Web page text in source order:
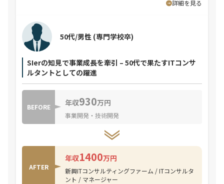
詳細を見る
SIerの知見で事業成長を牽引 – 50代で果たすITコンサ
ルタントとしての躍進
50代/男性 (専門学校卒)
BEFORE 年収930万円
事業開発・技術開発
AFTER
年収1400万円
新興ITコンサルティングファーム / ITコンサルタ
ント / マネージャー